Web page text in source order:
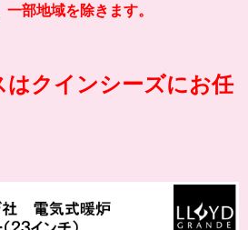
部地域を除きます。
はクインシーズにお任